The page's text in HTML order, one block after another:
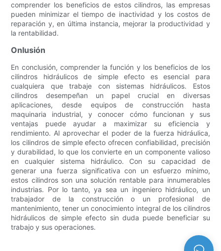
comprender los beneficios de estos cilindros, las empresas
pueden minimizar el tiempo de inactividad y los costos de
reparación y, en última instancia, mejorar la productividad y
la rentabilidad.
Onlusión
En conclusión, comprender la función y los beneficios de los
cilindros hidráulicos de simple efecto es esencial para
cualquiera que trabaje con sistemas hidráulicos. Estos
cilindros desempeñan un papel crucial en diversas
aplicaciones, desde equipos de construcción hasta
maquinaria industrial, y conocer cómo funcionan y sus
ventajas puede ayudar a maximizar su eficiencia y
rendimiento. Al aprovechar el poder de la fuerza hidráulica,
los cilindros de simple efecto ofrecen confiabilidad, precisión
y durabilidad, lo que los convierte en un componente valioso
en cualquier sistema hidráulico. Con su capacidad de
generar una fuerza significativa con un esfuerzo mínimo,
estos cilindros son una solución rentable para innumerables
industrias. Por lo tanto, ya sea un ingeniero hidráulico, un
trabajador de la construcción o un profesional de
mantenimiento, tener un conocimiento integral de los cilindros
hidráulicos de simple efecto sin duda puede beneficiar su
trabajo y sus operaciones.